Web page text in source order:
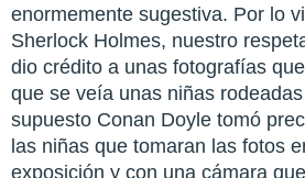
enormemente sugestiva. Por lo
Sherlock Holmes, nuestro
dio crédito a unas fotografías
que se veía unas niñas
supuesto Conan Doyle tomó
las niñas que tomaran las fotos
exposición y con una cámara